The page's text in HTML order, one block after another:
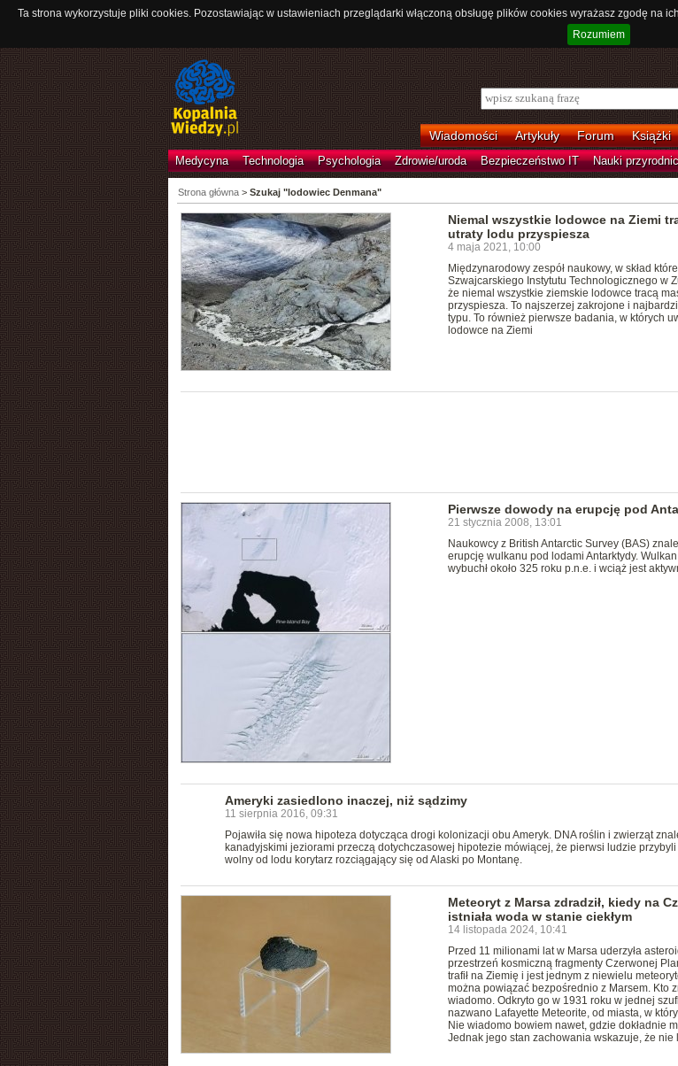
Ta strona wykorzystuje pliki cookies. Pozostawiając w ustawieniach przeglądarki włączoną obsługę plików cookies wyrażasz zgodę
Rozumiem
Wiadomości Artykuły Forum Książki
Medycyna Technologia Psychologia Zdrowie/uroda Bezpieczeństwo IT Nauki
Strona główna> Szukaj "lodowiec Denmana"
Niemal wszystkie lodowce na Ziemi
utraty lodu przyspiesza
4 maja 2021, 10:00
Międzynarodowy zespół naukowy, w skład
Szwajcarskiego Instytutu Technologicznego w
że niemal wszystkie ziemskie lodowce tracą
przyspiesza. To najszerzej zakrojone i
typu. To również pierwsze badania, w których
lodowce na Ziemi
Pierwsze dowody na erupcję pod
21 stycznia 2008, 13:01
Naukowcy z British Antarctic Survey (BAS)
erupcję wulkanu pod lodami Antarktydy.
wybuchł około 325 roku p.n.e. i wciąż jest
Ameryki zasiedlono inaczej, niż sądzimy
11 sierpnia 2016, 09:31
Pojawiła się nowa hipoteza dotycząca drogi kolonizacji obu Ameryk. DNA roślin i zwierząt
kanadyjskimi jeziorami przeczą dotychczasowej hipotezie mówiącej, że pierwsi ludzie
wolny od lodu korytarz rozciągający się od Alaski po Montanę.
Meteoryt z Marsa zdradził, kiedy na
istniała woda w stanie ciekłym
14 listopada 2024, 10:41
Przed 11 milionami lat w Marsa uderzyła
przestrzeń kosmiczną fragmenty Czerwonej
trafił na Ziemię i jest jednym z niewielu
można powiązać bezpośrednio z Marsem. Kto
wiadomo. Odkryto go w 1931 roku w jednej
nazwano Lafayette Meteorite, od miasta, w
Nie wiadomo bowiem nawet, gdzie dokładnie
Jednak jego stan zachowania wskazuje, że nie